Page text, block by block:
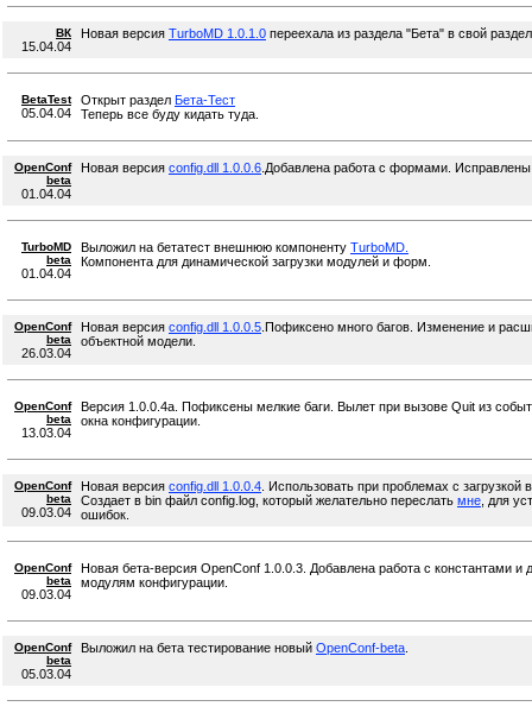
ВК
15.04.04
Новая версия TurboMD 1.0.1.0 переехала из раздела "Бета" в свой
BetaTest
05.04.04
Открыт раздел Бета-Тест
Теперь все буду кидать туда.
OpenConf
beta
01.04.04
Новая версия config.dll 1.0.0.6 .Добавлена работа с формами.
TurboMD
beta
01.04.04
Выложил на бетатест внешнюю компоненту TurboMD.
Компонента для динамической загрузки модулей и форм.
OpenConf
beta
26.03.04
Новая версия config.dll 1.0.0.5 .Пофиксено много багов. Изменение и
объектной модели.
OpenConf
beta
13.03.04
Версия 1.0.0.4a. Пофиксены мелкие баги. Вылет при вызове Quit из
окна конфигурации.
OpenConf
beta
09.03.04
Новая версия config.dll 1.0.0.4 . Использовать при проблемах с загрузкой
Создает в bin файл config.log, который желательно переслать мне , для
ошибок.
OpenConf
beta
09.03.04
Новая бета-версия OpenConf 1.0.0.3. Добавлена работа с константами и
модулям конфигурации.
OpenConf
beta
05.03.04
Выложил на бета тестирование новый OpenConf-beta